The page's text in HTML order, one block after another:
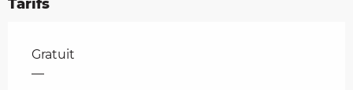
Tarifs
Tarifs 2026
Gratuit
—